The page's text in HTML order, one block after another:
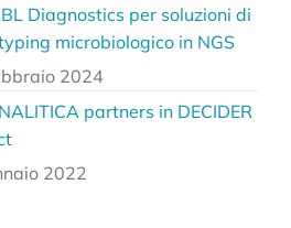
Diagnostics per soluzioni di
microbiologico in NGS
2024
partners in DECIDER
2022